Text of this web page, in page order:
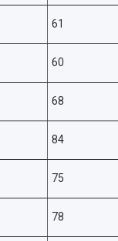
61
60
68
84
75
78